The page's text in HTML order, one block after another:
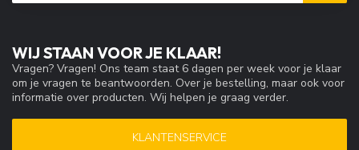
WIJ STAAN VOOR JE KLAAR!
Vragen? Vragen! Ons team staat 6 dagen per week voor je klaar
om je vragen te beantwoorden. Over je bestelling, maar ook voor
informatie over producten. Wij helpen je graag verder.
KLANTENSERVICE